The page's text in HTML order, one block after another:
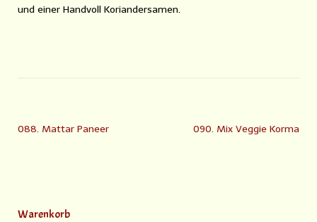
und einer Handvoll Koriandersamen.
088. Mattar Paneer 090. Mix Veggie Korma
Warenkorb